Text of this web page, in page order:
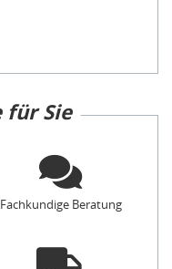
für Sie
Fachkundige Beratung